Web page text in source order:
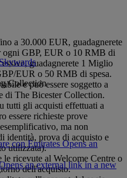
a 30.000 EUR, guadagnerete
GBP, EUR o 10 RMB di
guadagnerete 1 Miglio
EUR o 50 RMB di spesa.
e può essere soggetto a
di The Bicester Collection.
tutti gli acquisti effettuati a
essere richieste prove
ma non
identità, prova di acquisto e
utilizzata).
le ricevute al Welcome Centre o
dell'acquisto.
Collection
con Emirates Opens an
an external link in a new